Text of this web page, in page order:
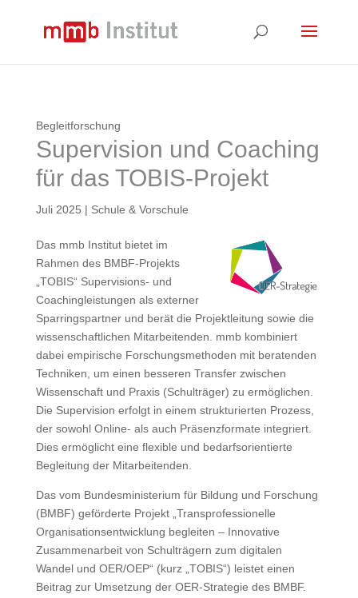
Begleitforschung
Supervision und Coaching
für das TOBIS-Projekt
Juli 2025 | Schule & Vorschule
Das mmb Institut bietet im
Rahmen des BMBF-Projekts
„TOBIS“ Supervisions- und
Coachingleistungen als externer
Sparringspartner und berät die Projektleitung sowie die
wissenschaftlichen Mitarbeitenden. mmb kombiniert
dabei empirische Forschungsmethoden mit beratenden
Techniken, um einen besseren Transfer zwischen
Wissenschaft und Praxis (Schulträger) zu ermöglichen.
Die Supervision erfolgt in einem strukturierten Prozess,
der sowohl Online- als auch Präsenzformate integriert.
Dies ermöglicht eine flexible und bedarfsorientierte
Begleitung der Mitarbeitenden.
Das vom Bundesministerium für Bildung und Forschung
(BMBF) geförderte Projekt „Transprofessionelle
Organisationsentwicklung begleiten – Innovative
Zusammenarbeit von Schulträgern zum digitalen
Wandel und OER/OEP“ (kurz „TOBIS“) leistet einen
Beitrag zur Umsetzung der OER-Strategie des BMBF.